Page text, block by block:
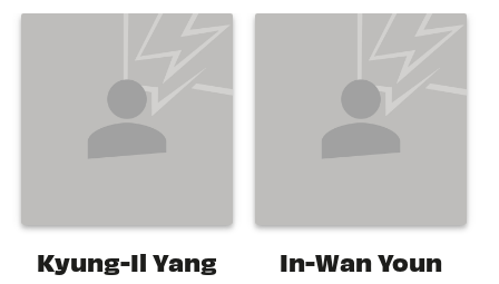
Kyung-Il Yang In-Wan Youn